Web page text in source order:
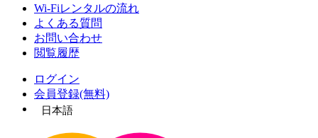
Wi-Fiレンタルの流れ
よくある質問
お問い合わせ
閲覧履歴
ログイン
会員登録(無料)
日本語